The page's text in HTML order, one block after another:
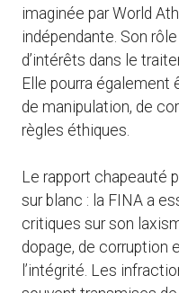
imaginée par World
indépendante. Son
d’intérêts dans le
Elle pourra également
de manipulation, de
règles éthiques.
Le rapport chapeauté
sur blanc : la FINA a
critiques sur son
dopage, de corruption
l’intégrité. Les